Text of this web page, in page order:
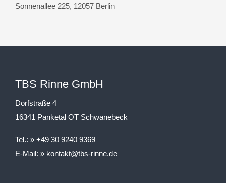
Sonnenallee 225, 12057 Berlin
TBS Rinne GmbH
Dorfstraße 4
16341 Panketal OT Schwanebeck
Tel.:
+49 30 9240 9369
E-Mail:
kontakt@tbs-rinne.de